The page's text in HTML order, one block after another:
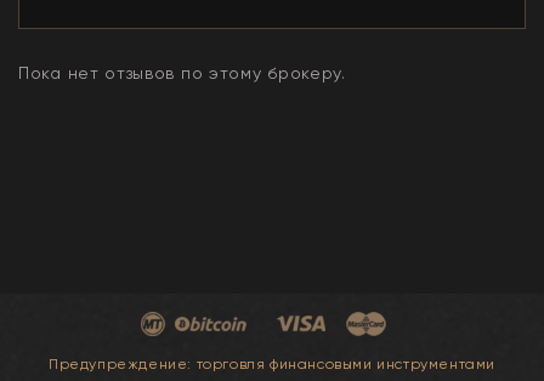
Пока нет отзывов по этому брокеру.
Предупреждение: торговля финансовыми инструментами